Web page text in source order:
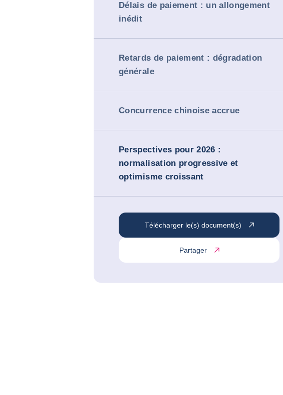
Délais de paiement : un allongement
inédit
Retards de paiement : dégradation
générale
Concurrence chinoise accrue
Perspectives pour 2026 :
normalisation progressive et
optimisme croissant
Télécharger le(s) document(s)
Partager